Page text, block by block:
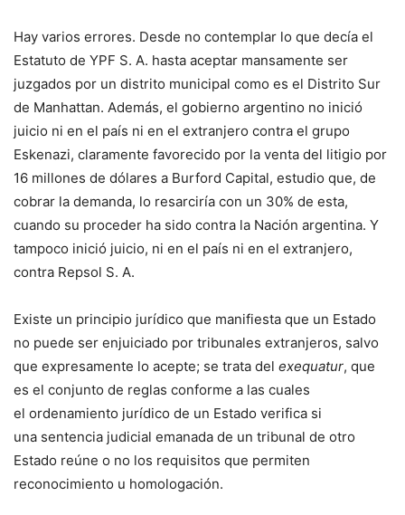
Hay varios errores. Desde no contemplar lo que decía el
Estatuto de YPF S. A. hasta aceptar mansamente ser
juzgados por un distrito municipal como es el Distrito Sur
de Manhattan. Además, el gobierno argentino no inició
juicio ni en el país ni en el extranjero contra el grupo
Eskenazi, claramente favorecido por la venta del litigio por
16 millones de dólares a Burford Capital, estudio que, de
cobrar la demanda, lo resarciría con un 30% de esta,
cuando su proceder ha sido contra la Nación argentina. Y
tampoco inició juicio, ni en el país ni en el extranjero,
contra Repsol S. A.
Existe un principio jurídico que manifiesta que un Estado
no puede ser enjuiciado por tribunales extranjeros, salvo
que expresamente lo acepte; se trata del exequatur, que
es el conjunto de reglas conforme a las cuales
el ordenamiento jurídico de un Estado verifica si
una sentencia judicial emanada de un tribunal de otro
Estado reúne o no los requisitos que permiten
reconocimiento u homologación.